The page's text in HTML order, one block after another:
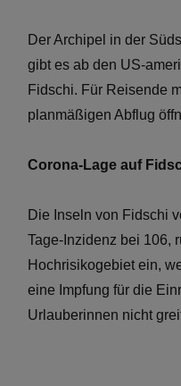
Der Archipel in der
gibt es ab den US-
Fidschi. Für Reisende
planmäßigen Abflug
Corona-Lage auf
Die Inseln von Fidschi
Tage-Inzidenz bei 106,
Hochrisikogebiet ein,
eine Impfung für die
Urlauberinnen nicht